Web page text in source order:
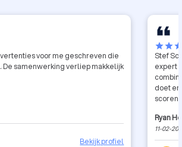
voor me geschreven die
samenwerking verliep makkelijk
Bekijk profiel
starstar
Stef
expert
doet
scoren
Ryan
11-02-